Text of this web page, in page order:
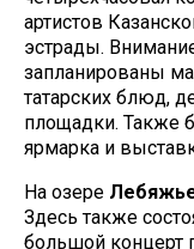
артистов
эстрады.
запланированы
татарских блюд,
площадки. Также
ярмарка и
На озере
Здесь также
большой концерт